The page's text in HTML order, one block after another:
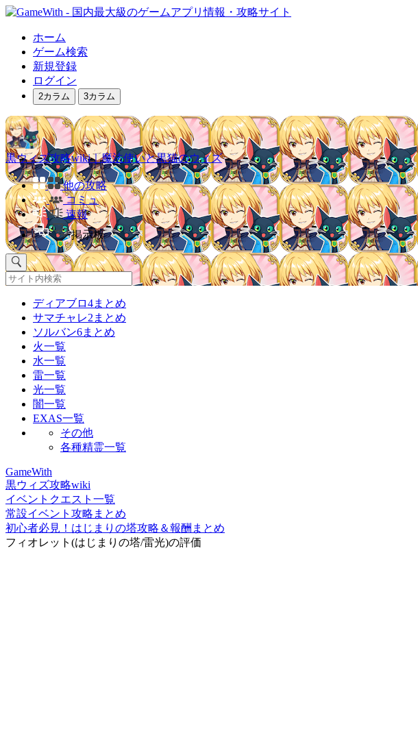
ホーム
ゲーム検索
新規登録
ログイン
2カラム 3カラム
黒ウィズ攻略wiki｜魔法使いと黒猫のウィズ
他の攻略
コミュ
速報
掲示板
ディアブロ4まとめ
サマチャレ2まとめ
ソルバン6まとめ
火一覧
水一覧
雷一覧
光一覧
闇一覧
EXAS一覧
その他
各種精霊一覧
GameWith
黒ウィズ攻略wiki
イベントクエスト一覧
常設イベント攻略まとめ
初心者必見！はじまりの塔攻略＆報酬まとめ
フィオレット(はじまりの塔/雷光)の評価